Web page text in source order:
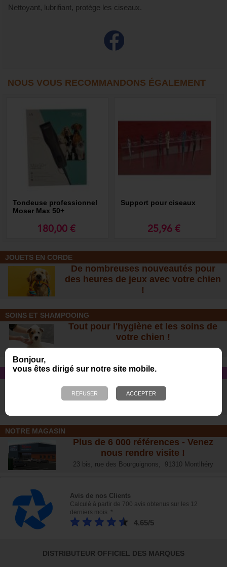
Bonjour,
vous êtes dirigé sur notre site mobile.
Nettoyant, lubrifiant, protège les ciseaux.
NOUS VOUS RECOMMANDONS ÉGALEMENT
Tondeuse professionnel
Moser Max 50+
180,00 €
Support pour ciseaux
25,96 €
JOUETS EN CORDE
De nombreuses nouveautés pour
des heures de jeux avec votre chien
!
SOINS ET SHAMPOOING
Tout pour l'hygiène et les soins de
votre chien !
CONSEIL SANTÉ
L’arthrose chez le chien :
traitements naturels et conseil
NOTRE MAGASIN
Plus de 6 000 références - Venez
nous rendre visite !
23 bis, rue des Bourguignons, 91310 Montlhéry
Avis de nos Clients
Calculé à partir de 700 avis obtenus sur les 12
derniers mois. *
4.65/5
DISTRIBUTEUR OFFICIEL DES MARQUES